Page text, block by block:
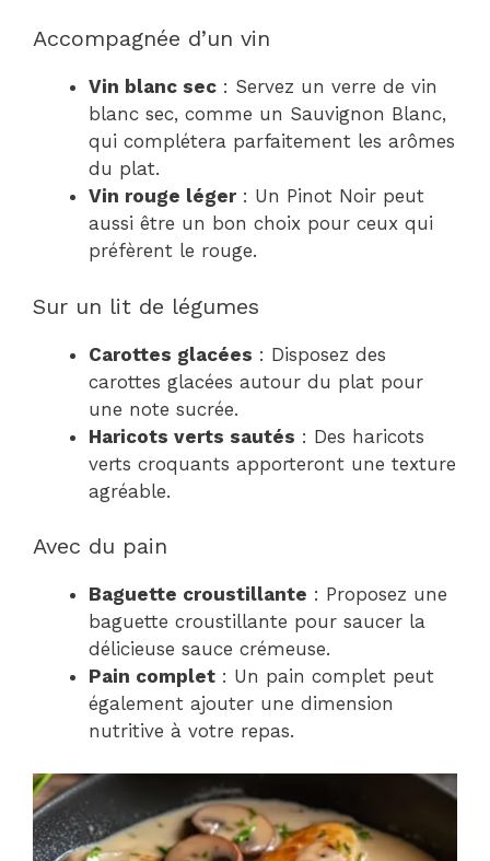
Accompagnée d’un vin
Vin blanc sec : Servez un verre de vin
blanc sec, comme un Sauvignon Blanc,
qui complétera parfaitement les arômes
du plat.
Vin rouge léger: Un Pinot Noir peut
aussi être un bon choix pour ceux qui
préfèrent le rouge.
Sur un lit de légumes
Carottes glacées : Disposez des
carottes glacées autour du plat pour
une note sucrée.
Haricots verts sautés : Des haricots
verts croquants apporteront une texture
agréable.
Avec du pain
Baguette croustillante : Proposez une
baguette croustillante pour saucer la
délicieuse sauce crémeuse.
Pain complet : Un pain complet peut
également ajouter une dimension
nutritive à votre repas.